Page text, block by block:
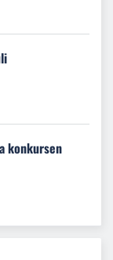
konkursen